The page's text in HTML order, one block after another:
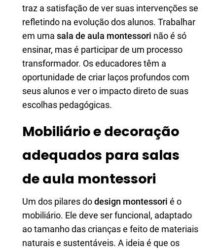
traz a satisfação de ver suas intervenções se
refletindo na evolução dos alunos. Trabalhar
em uma sala de aula montessori não é só
ensinar, mas é participar de um processo
transformador. Os educadores têm a
oportunidade de criar laços profundos com
seus alunos e ver o impacto direto de suas
escolhas pedagógicas.
Mobiliário e decoração
adequados para salas
de aula montessori
Um dos pilares dodesign montessori é o
mobiliário. Ele deve ser funcional, adaptado
ao tamanho das crianças e feito de materiais
naturais e sustentáveis. A ideia é que os